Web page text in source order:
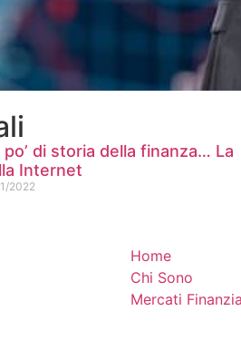
po’ di storia della finanza… La
Internet
2022
Home
Chi Sono
Mercati